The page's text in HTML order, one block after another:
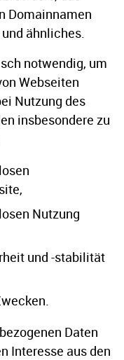
Domainnamen
ähnliches.
notwendig, um
Webseiten
Nutzung des
insbesondere zu
Nutzung
und -stabilität
Daten
Interesse aus den